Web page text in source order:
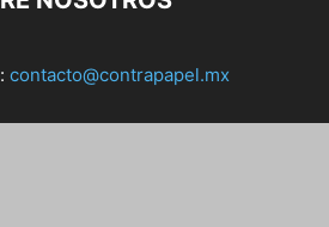
contacto@contrapapel.mx